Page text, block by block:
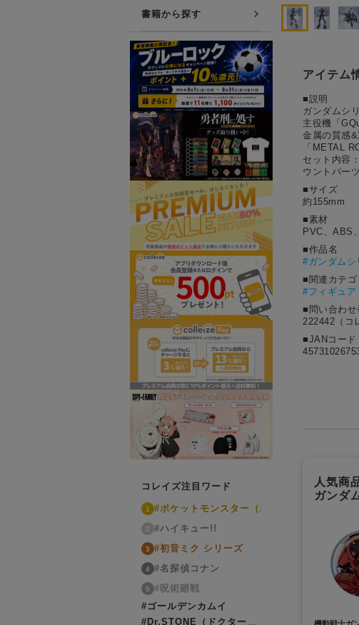
書籍から探す
コレイズ注目ワード
1 #ポケットモンスター（ポケモン）
2 #ハイキュー!!
3 #初音ミク シリーズ
4 #名探偵コナン
5
#呪術廻戦
#ゴールデンカムイ
#Dr.STONE（ドクターストーン）
アイテム
■説明
ガンダムシ
主役機「
金属の質感
「METAL
セット内容
ウントパー
■サイズ
約155mm
■素材
PVC、ABS
■作品名
# ガンダムシ
■関連カテゴ
#フィギュア
■問い合わせ
222442（コ
■JANコード
人気商
ガンダ